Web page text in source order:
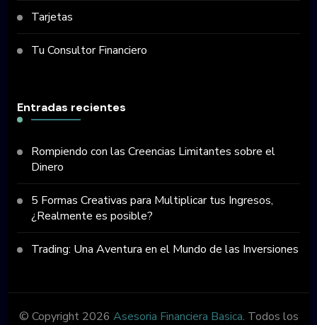
Tarjetas
Tu Consultor Financiero
Entradas recientes
Rompiendo con las Creencias Limitantes sobre el
Dinero
5 Formas Creativas para Multiplicar tus Ingresos,
¿Realmente es posible?
Trading: Una Aventura en el Mundo de las Inversiones
© Copyright 2026 Asesoria Financiera Basica. Todos los